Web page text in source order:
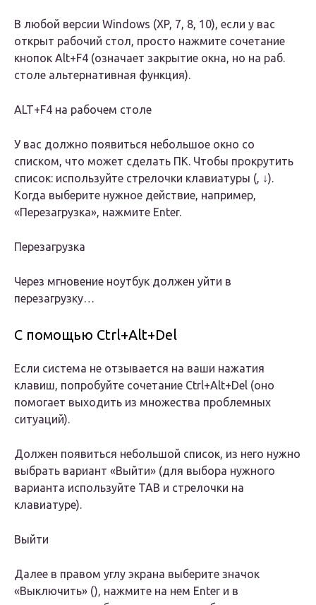
В любой версии Windows (XP, 7, 8, 10), если у вас
открыт рабочий стол, просто нажмите сочетание
кнопок Alt+F4 (означает закрытие окна, но на раб.
столе альтернативная функция).
ALT+F4 на рабочем столе
У вас должно появиться небольшое окно со
списком, что может сделать ПК. Чтобы прокрутить
список: используйте стрелочки клавиатуры (, ↓).
Когда выберите нужное действие, например,
«Перезагрузка», нажмите Enter.
Перезагрузка
Через мгновение ноутбук должен уйти в
перезагрузку…
С помощью Ctrl+Alt+Del
Если система не отзывается на ваши нажатия
клавиш, попробуйте сочетание Ctrl+Alt+Del (оно
помогает выходить из множества проблемных
ситуаций).
Должен появиться небольшой список, из него нужно
выбрать вариант «Выйти» (для выбора нужного
варианта используйте TAB и стрелочки на
клавиатуре).
Выйти
Далее в правом углу экрана выберите значок
«Выключить» (), нажмите на нем Enter и в